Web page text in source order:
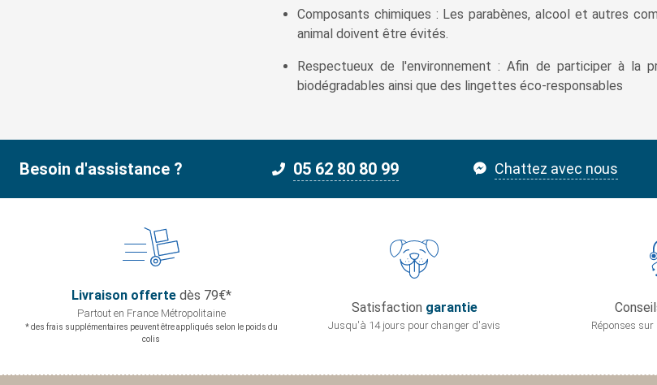
Composants chimiques : Les parabènes, alcool et autres
animal doivent être évités.
Respectueux de l'environnement : Afin de participer à la
biodégradables ainsi que des lingettes éco-responsables
Besoin d'assistance ? 05 62 80 80 99 Chattez avec nous
Livraison offertedès 79€*
Partout en France Métropolitaine
* des frais supplémentaires peuvent être appliqués selon le poids du
colis
Satisfaction garantie
Jusqu'à 14 jours pour changer d'avis Réponses sur